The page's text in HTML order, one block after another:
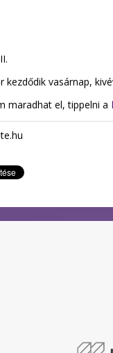
kezdődik vasárnap,
maradhat el, tippelni a